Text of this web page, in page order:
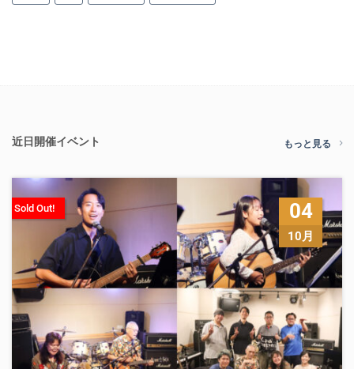
近日開催イベント もっと見る
04
10月
Sold Out!